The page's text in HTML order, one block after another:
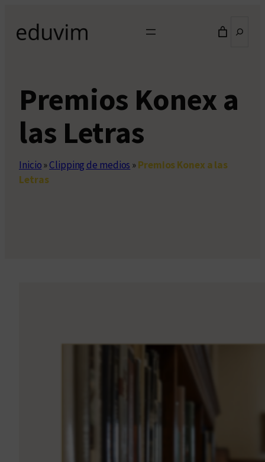
contenido
Premios Konex a
las Letras
Inicio»Clipping de medios »Premios Konex a las
Letras